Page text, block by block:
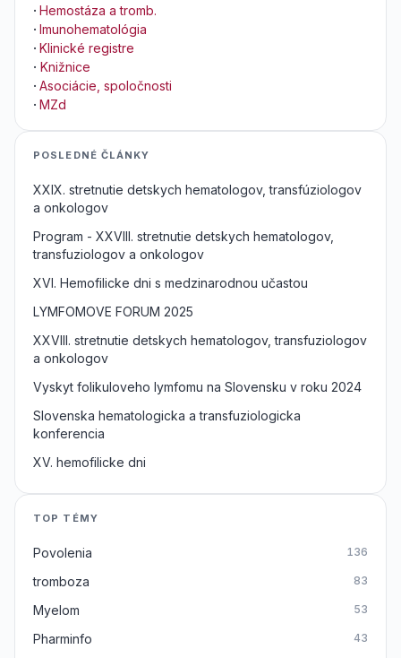
· Hemostáza a tromb.
· Imunohematológia
· Klinické registre
· Knižnice
· Asociácie, spoločnosti
· MZd
POSLEDNÉ ČLÁNKY
XXIX. stretnutie detskych hematologov, transfúziologov
a onkologov
Program - XXVIII. stretnutie detskych hematologov,
transfuziologov a onkologov
XVI. Hemofilicke dni s medzinarodnou učastou
LYMFOMOVE FORUM 2025
XXVIII. stretnutie detskych hematologov, transfuziologov
a onkologov
Vyskyt folikuloveho lymfomu na Slovensku v roku 2024
Slovenska hematologicka a transfuziologicka
konferencia
XV. hemofilicke dni
TOP TÉMY
Povolenia 136
tromboza 83
Myelom 53
Pharminfo 43